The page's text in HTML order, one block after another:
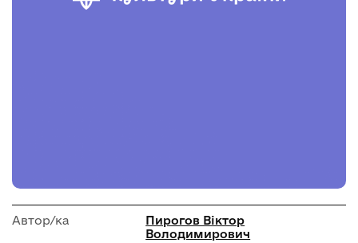
Автор/ка
Пирогов Віктор
Володимирович